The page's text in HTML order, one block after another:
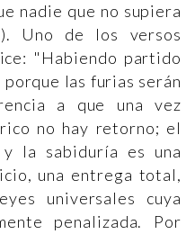
nadie que no supiera
Uno de los versos
"Habiendo partido
porque las furias serán
a que una vez
no hay retorno; el
la sabiduría es una
una entrega total,
universales cuya
penalizada. Por